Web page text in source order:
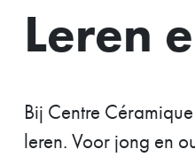
Leren
Bij Centre
leren. Voor jong en